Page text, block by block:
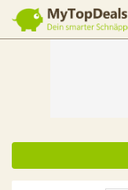
Dein smarter